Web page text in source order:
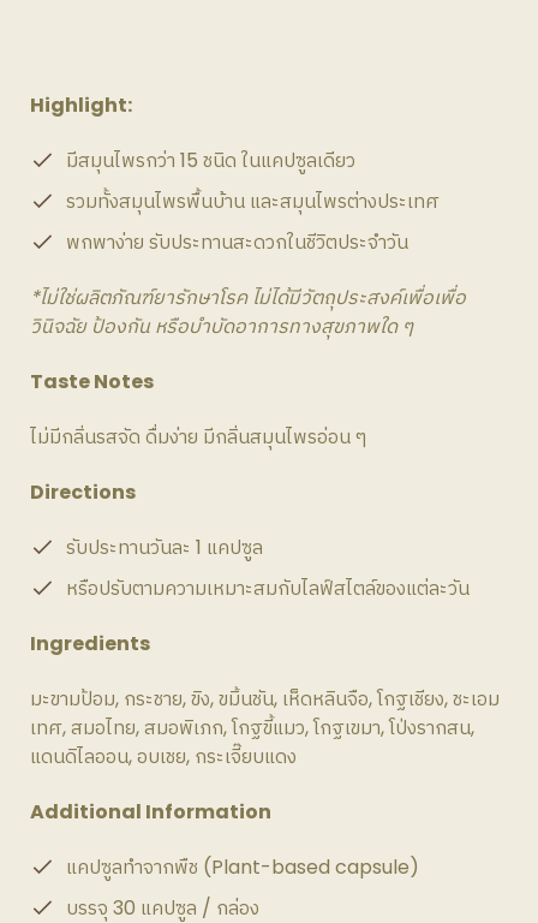
Highlight:
มีสมุนไพรกว่า 15 ชนิด ในแคปซูลเดียว
รวมทั้งสมุนไพรพื้นบ้าน และสมุนไพรต่างประเทศ
พกพาง่าย รับประทานสะดวกในชีวิตประจำวัน
*ไม่ใช่ผลิตภัณฑ์ยารักษาโรค ไม่ได้มีวัตถุประสงค์เพื่อเพื่อ
วินิจฉัย ป้องกัน หรือบำบัดอาการทางสุขภาพใด ๆ
Taste Notes
ไม่มีกลิ่นรสจัด ดื่มง่าย มีกลิ่นสมุนไพรอ่อน ๆ
Directions
รับประทานวันละ 1 แคปซูล
หรือปรับตามความเหมาะสมกับไลฟ์สไตล์ของแต่ละวัน
Ingredients
มะขามป้อม, กระชาย, ขิง, ขมิ้นชัน, เห็ดหลินจือ, โกฐเชียง, ชะเอม
เทศ, สมอไทย, สมอพิเภก, โกฐขี้แมว, โกฐเขมา, โป่งรากสน,
แดนดิไลออน, อบเชย, กระเจี๊ยบแดง
Additional Information
แคปซูลทำจากพืช (Plant-based capsule)
บรรจุ 30 แคปซูล / กล่อง